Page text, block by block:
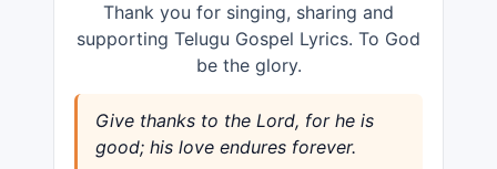
Thank you for singing, sharing and
supporting Telugu Gospel Lyrics. To God
be the glory.
Give thanks to the Lord, for he is
good; his love endures forever.